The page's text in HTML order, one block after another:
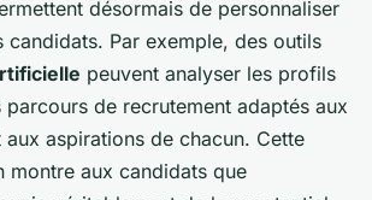
désormais de personnaliser
candidats. Par exemple, des outils
peuvent analyser les profils
de recrutement adaptés aux
aspirations de chacun. Cette
montre aux candidats que